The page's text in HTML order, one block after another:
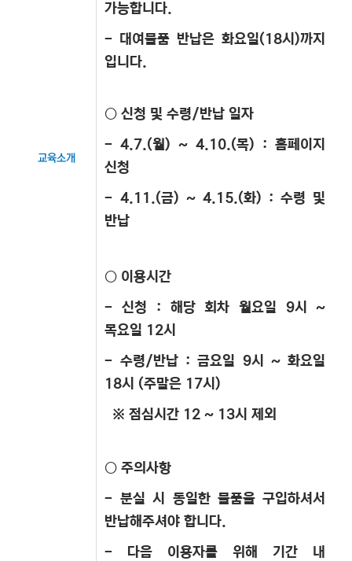
교육소개
가능합니다.
- 대여물품 반납은 화요일(18시)까지
입니다.
○ 신청 및 수령/반납 일자
- 4.7.(월) ~ 4.10.(목) : 홈페이지
신청
- 4.11.(금) ~ 4.15.(화) : 수령 및
반납
○ 이용시간
- 신청 : 해당 회차 월요일 9시 ~
목요일 12시
- 수령/반납 : 금요일 9시 ~ 화요일
18시 (주말은 17시)
※ 점심시간 12 ~ 13시 제외
○ 주의사항
- 분실 시 동일한 물품을 구입하셔서
반납해주셔야 합니다.
- 다음 이용자를 위해 기간 내